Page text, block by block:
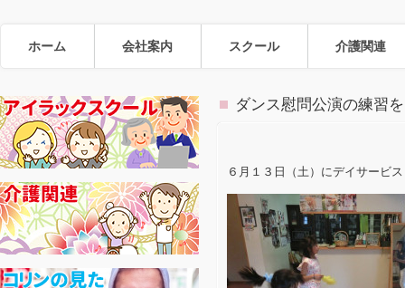
ホーム 会社案内 スクール 介護関連
ダンス慰問公演の練習
６月１３日（土）にデイサービ